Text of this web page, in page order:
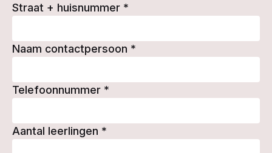
Straat + huisnummer *
Naam contactpersoon *
Telefoonnummer *
Aantal leerlingen *